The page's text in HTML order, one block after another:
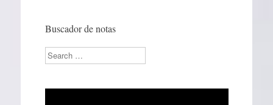
Buscador de notas
Search